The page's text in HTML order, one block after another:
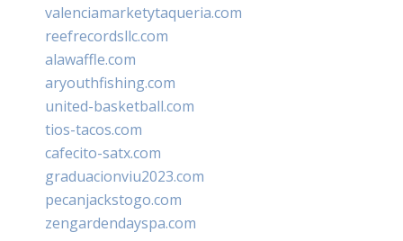
valenciamarketytaqueria.com
reefrecordsllc.com
alawaffle.com
aryouthfishing.com
united-basketball.com
tios-tacos.com
cafecito-satx.com
graduacionviu2023.com
pecanjackstogo.com
zengardendayspa.com